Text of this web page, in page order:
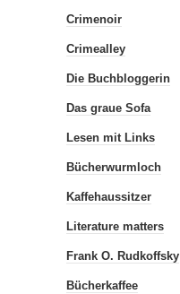
Crimenoir
Crimealley
Die Buchbloggerin
Das graue Sofa
Lesen mit Links
Bücherwurmloch
Kaffehaussitzer
Literature matters
Frank O. Rudkoffsky
Bücherkaffee